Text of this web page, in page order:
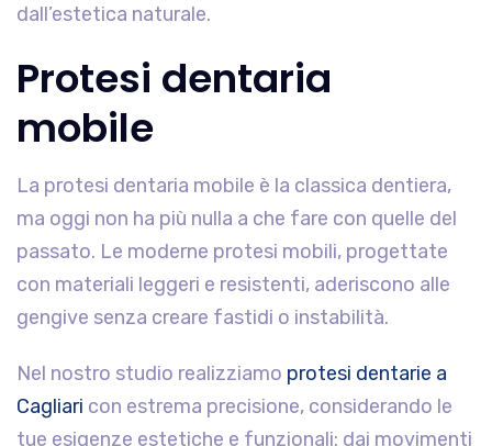
dall’estetica naturale.
Protesi dentaria
mobile
La protesi dentaria mobile è la classica dentiera,
ma oggi non ha più nulla a che fare con quelle del
passato. Le moderne protesi mobili, progettate
con materiali leggeri e resistenti, aderiscono alle
gengive senza creare fastidi o instabilità.
Nel nostro studio realizziamo protesi dentarie a
Cagliari con estrema precisione, considerando le
tue esigenze estetiche e funzionali: dai movimenti